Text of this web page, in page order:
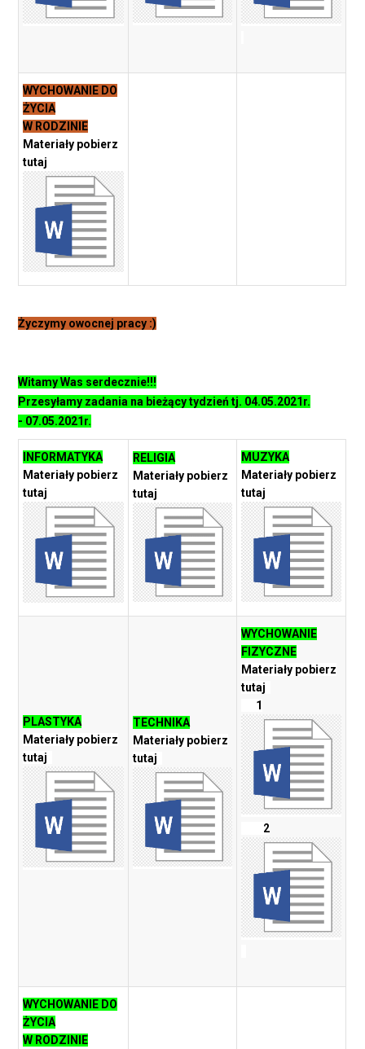
WYCHOWANIE DO
ŻYCIA
W RODZINIE
Materiały pobierz
tutaj
Życzymy owocnej pracy :)
Witamy Was serdecznie!!!
Przesyłamy zadania na bieżący tydzień tj. 04.05.2021r.
- 07.05.2021r.
INFORMATYKA
Materiały pobierz
tutaj
RELIGIA
Materiały pobierz
tutaj
MUZYKA
Materiały pobierz
tutaj
PLASTYKA
Materiały pobierz
tutaj
TECHNIKA
Materiały pobierz
tutaj
WYCHOWANIE
FIZYCZNE
Materiały pobierz
tutaj
1
2
WYCHOWANIE DO
ŻYCIA
W RODZINIE